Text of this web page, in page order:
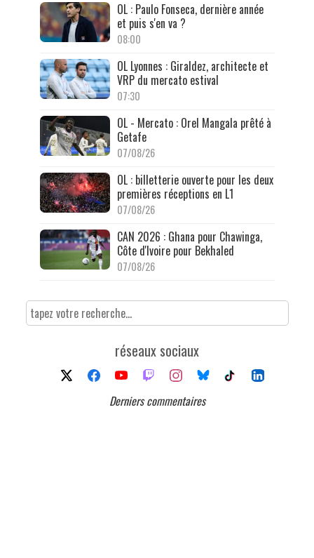
OL : Paulo Fonseca, dernière année
et puis s'en va ?
08:00
OL Lyonnes : Giraldez, architecte et
VRP du mercato estival
07:30
OL - Mercato : Orel Mangala prêté à
Getafe
07/08/26
OL : billetterie ouverte pour les deux
premières réceptions en L1
07/08/26
CAN 2026 : Ghana pour Chawinga,
Côte d'Ivoire pour Bekhaled
07/08/26
réseaux sociaux
Derniers commentaires